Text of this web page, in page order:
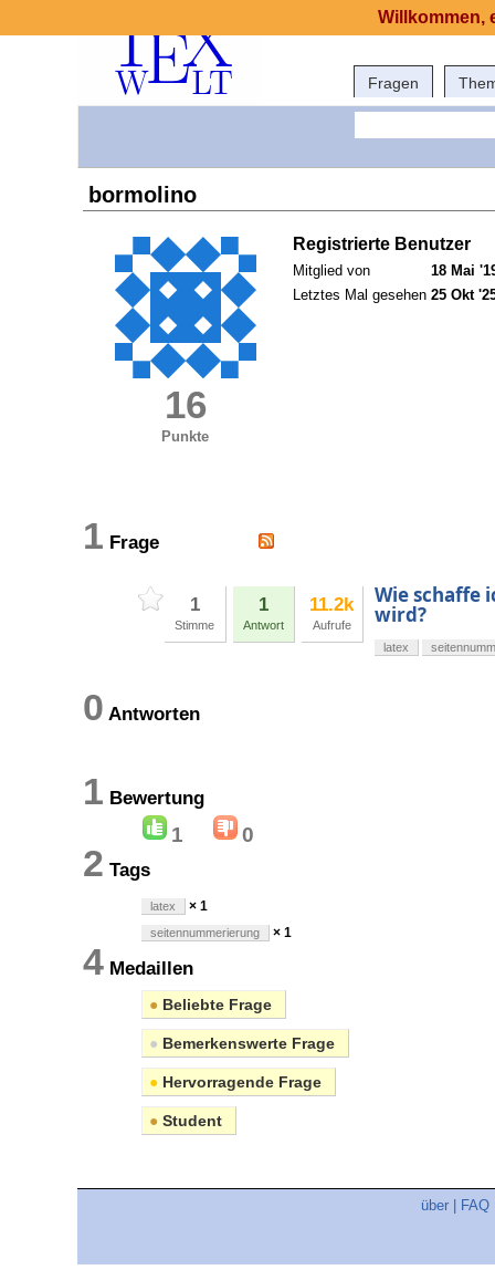
Fragen
bormolino
16
Punkte
Registrierte Benutzer
Mitglied von
18 Mai
Letztes Mal gesehen 25 Okt
1 Frage
1
Stimme
1
Antwort
11.2k
Aufrufe
Wie schaffe
wird?
latex
0 Antworten
1 Bewertung
1 0
2 Tags
latex × 1
seitennummerierung × 1
4 Medaillen
● Beliebte Frage
● Bemerkenswerte Frage
● Hervorragende Frage
● Student
über FAQ
Willkommen,